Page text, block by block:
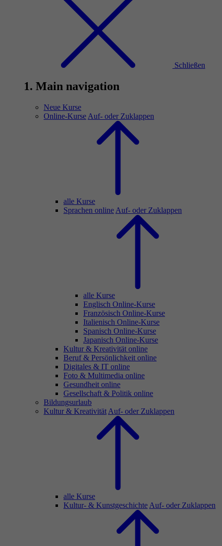
Schließen
1. Main navigation
Neue Kurse
Online-Kurse Auf- oder Zuklappen
alle Kurse
Sprachen online Auf- oder Zuklappen
alle Kurse
Englisch Online-Kurse
Französisch Online-Kurse
Italienisch Online-Kurse
Spanisch Online-Kurse
Japanisch Online-Kurse
Kultur & Kreativität online
Beruf & Persönlichkeit online
Digitales & IT online
Foto & Multimedia online
Gesundheit online
Gesellschaft & Politik online
Bildungsurlaub
Kultur & Kreativität Auf- oder Zuklappen
alle Kurse
Kultur- & Kunstgeschichte Auf- oder Zuklappen